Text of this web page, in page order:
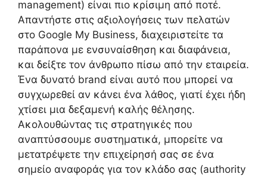
management) είναι πιο κρίσιμη από ποτέ.
Απαντήστε στις αξιολογήσεις των πελατών
στο Google My Business, διαχειριστείτε τα
παράπονα με ενσυναίσθηση και διαφάνεια,
και δείξτε τον άνθρωπο πίσω από την εταιρεία.
Ένα δυνατό brand είναι αυτό που μπορεί να
συγχωρεθεί αν κάνει ένα λάθος, γιατί έχει ήδη
χτίσει μια δεξαμενή καλής θέλησης.
Ακολουθώντας τις στρατηγικές που
αναπτύσσουμε συστηματικά, μπορείτε να
μετατρέψετε την επιχείρησή σας σε ένα
σημείο αναφοράς για τον κλάδο σας (authority